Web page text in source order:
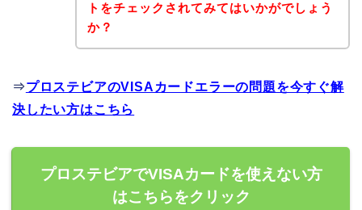
トをチェックされてみてはいかがでしょう
か？
⇒プロステビアのVISAカードエラーの問題を今すぐ解
決したい方はこちら
プロステビアでVISAカードを使えない方
はこちらをクリック